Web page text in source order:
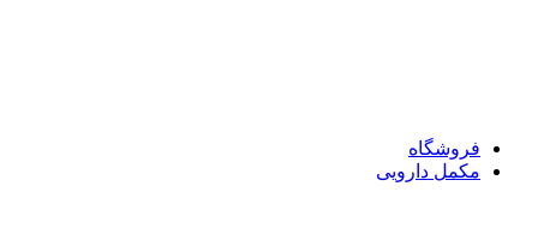
فروشگاه
مکمل دارویی